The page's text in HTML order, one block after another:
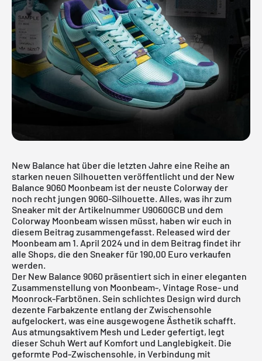
New Balance hat über die letzten Jahre eine Reihe an
starken neuen Silhouetten veröffentlicht und der New
Balance 9060 Moonbeam ist der neuste Colorway der
noch recht jungen 9060-Silhouette. Alles, was ihr zum
Sneaker mit der Artikelnummer U9060GCB und dem
Colorway Moonbeam wissen müsst, haben wir euch in
diesem Beitrag zusammengefasst. Released wird der
Moonbeam am 1. April 2024 und in dem Beitrag findet ihr
alle Shops, die den Sneaker für 190,00 Euro verkaufen
werden.
Der New Balance 9060 präsentiert sich in einer eleganten
Zusammenstellung von Moonbeam-, Vintage Rose- und
Moonrock-Farbtönen. Sein schlichtes Design wird durch
dezente Farbakzente entlang der Zwischensohle
aufgelockert, was eine ausgewogene Ästhetik schafft.
Aus atmungsaktivem Mesh und Leder gefertigt, legt
dieser Schuh Wert auf Komfort und Langlebigkeit. Die
geformte Pod-Zwischensohle, in Verbindung mit